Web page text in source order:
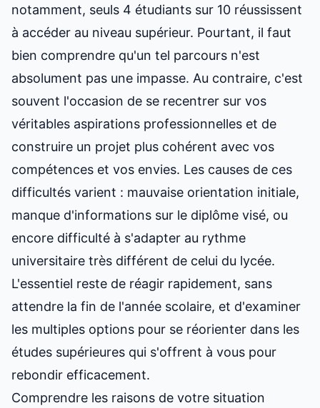
notamment, seuls 4 étudiants sur 10 réussissent
à accéder au niveau supérieur. Pourtant, il faut
bien comprendre qu'un tel parcours n'est
absolument pas une impasse. Au contraire, c'est
souvent l'occasion de se recentrer sur vos
véritables aspirations professionnelles et de
construire un projet plus cohérent avec vos
compétences et vos envies. Les causes de ces
difficultés varient : mauvaise orientation initiale,
manque d'informations sur le diplôme visé, ou
encore difficulté à s'adapter au rythme
universitaire très différent de celui du lycée.
L'essentiel reste de réagir rapidement, sans
attendre la fin de l'année scolaire, et d'examiner
les multiples options pour se réorienter dans les
études supérieures qui s'offrent à vous pour
rebondir efficacement.
Comprendre les raisons de votre situation